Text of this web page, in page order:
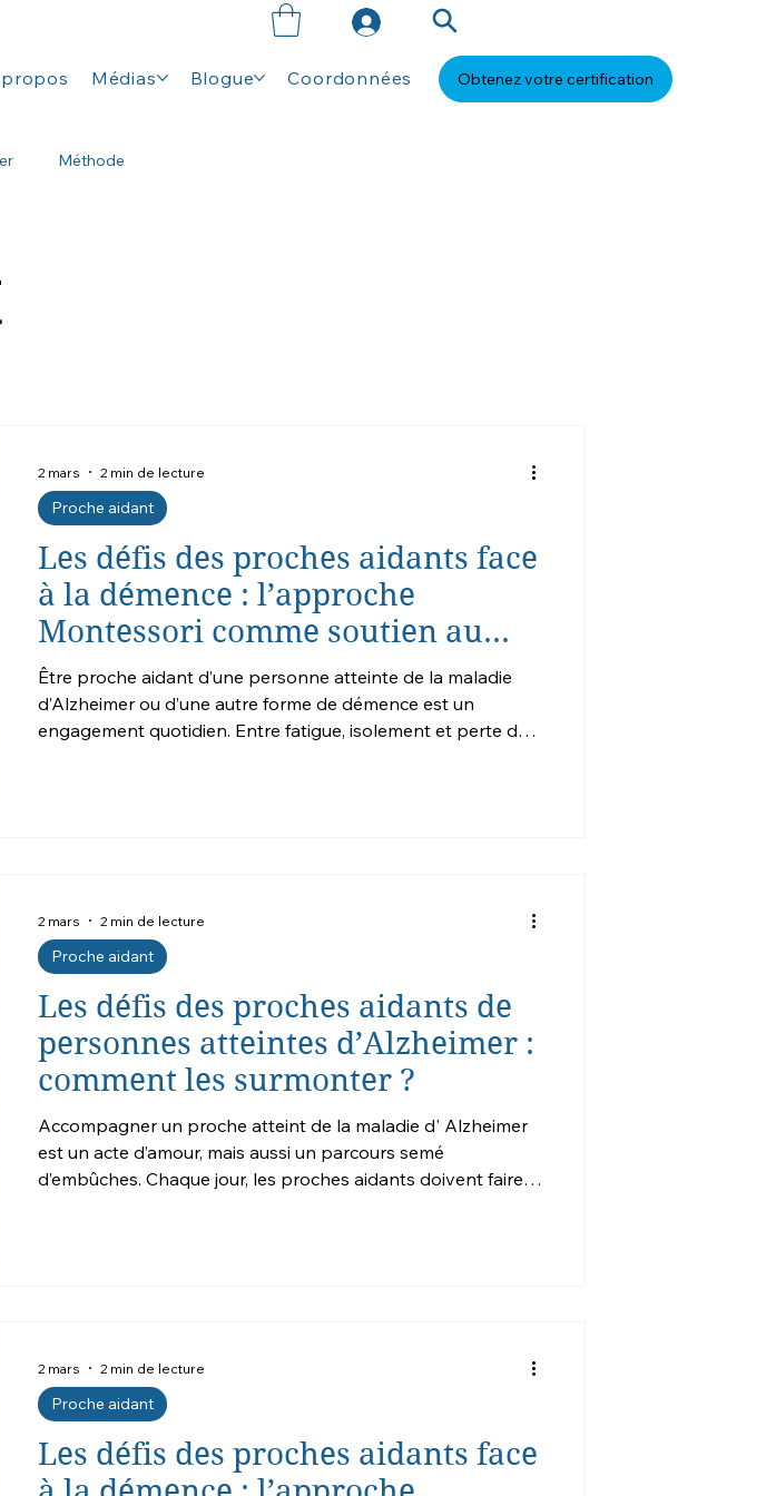
Médias Blogue Coordonnées Obtenez votre certification
Méthode
Les défis des proches aidants face
à la démence : l’approche
Montessori comme soutien au
quotidien
Être proche aidant d’une personne atteinte de la maladie
d’Alzheimer ou d’une autre forme de démence est un
engagement quotidien. Entre fatigue, isolement et perte de
Proche aidant
2 mars 2 min de lecture
Les défis des proches aidants de
personnes atteintes d’Alzheimer :
comment les surmonter ?
Accompagner un proche atteint de la maladie d' Alzheimer
est un acte d’amour, mais aussi un parcours semé
d’embûches. Chaque jour, les proches aidants doivent faire
Proche aidant
2 mars 2 min de lecture
Les défis des proches aidants face
Proche aidant
2 mars 2 min de lecture